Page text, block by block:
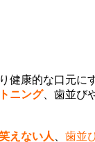
康的な口元に
ニング、歯並び
えない人 歯並